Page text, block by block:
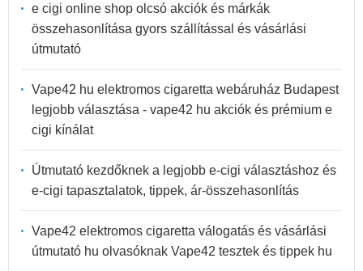
e cigi online shop olcsó akciók és márkák
összehasonlítása gyors szállítással és vásárlási
útmutató
Vape42 hu elektromos cigaretta webáruház Budapest
legjobb választása - vape42 hu akciók és prémium e
cigi kínálat
Útmutató kezdőknek a legjobb e-cigi választáshoz és
e-cigi tapasztalatok, tippek, ár-összehasonlítás
Vape42 elektromos cigaretta válogatás és vásárlási
útmutató hu olvasóknak Vape42 tesztek és tippek hu